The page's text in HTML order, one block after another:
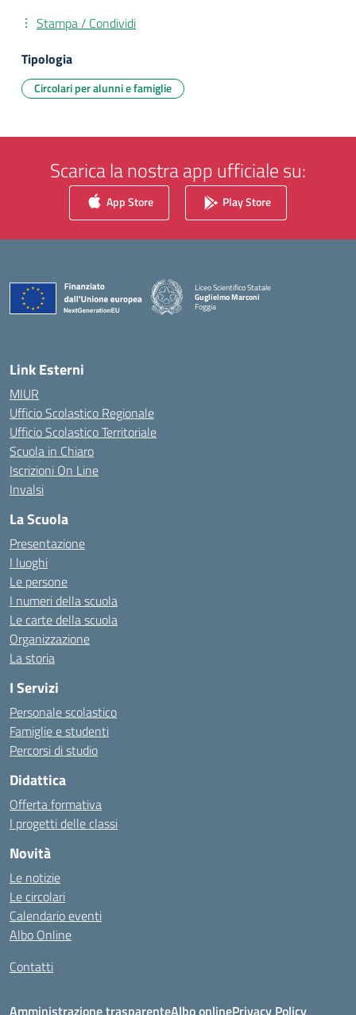
Stampa / Condividi
Tipologia
Circolari per alunni e famiglie
Scarica la nostra app ufficiale su:
App Store Play Store
Liceo Scientifico Statale
Guglielmo Marconi
Foggia
— Visita la pagina iniziale della scuola
Link Esterni
MIUR
Ufficio Scolastico Regionale
Ufficio Scolastico Territoriale
Scuola in Chiaro
Iscrizioni On Line
Invalsi
La Scuola
Presentazione
I luoghi
Le persone
I numeri della scuola
Le carte della scuola
Organizzazione
La storia
I Servizi
Personale scolastico
Famiglie e studenti
Percorsi di studio
Didattica
Offerta formativa
I progetti delle classi
Novità
Le notizie
Le circolari
Calendario eventi
Albo Online
Contatti
Amministrazione trasparenteAlbo onlinePrivacy Policy